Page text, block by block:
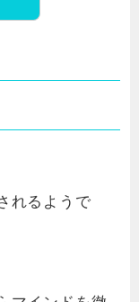
れるようで